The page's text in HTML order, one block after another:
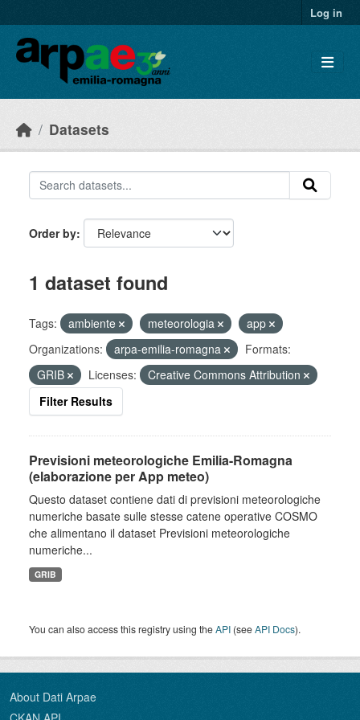
Log in
Datasets
Order by
1 dataset found
Tags: ambiente meteorologia
app
Organizations:
arpa-emilia-romagna
Formats:
GRIB
Licenses:
Creative Commons Attribution
Filter Results
Previsioni meteorologiche Emilia-Romagna
(elaborazione per App meteo)
Questo dataset contiene dati di previsioni meteorologiche
numeriche basate sulle stesse catene operative COSMO
che alimentano il dataset Previsioni meteorologiche
numeriche...
GRIB
You can also access this registry using theAPI (seeAPI Docs).
About Dati Arpae